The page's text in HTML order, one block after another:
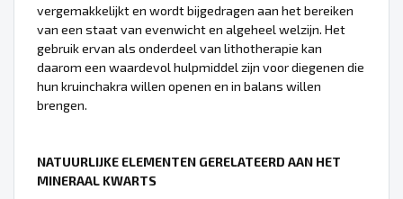
vergemakkelijkt en wordt bijgedragen aan het bereiken
van een staat van evenwicht en algeheel welzijn. Het
gebruik ervan als onderdeel van lithotherapie kan
daarom een waardevol hulpmiddel zijn voor diegenen die
hun kruinchakra willen openen en in balans willen
brengen.
NATUURLIJKE ELEMENTEN GERELATEERD AAN HET
MINERAAL KWARTS